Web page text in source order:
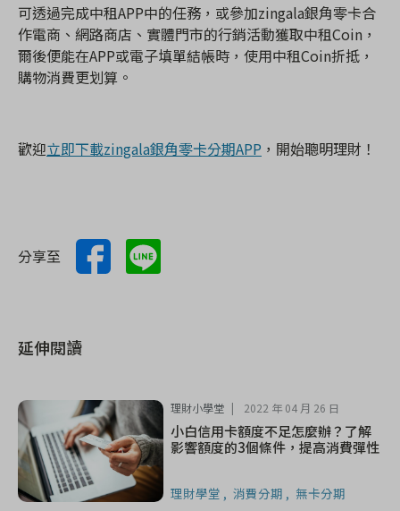
可透過完成中租APP中的任務，或參加zingala銀角零卡合
作電商、網路商店、實體門市的行銷活動獲取中租Coin ，
爾後便能在APP或電子填單結帳時，使用中租Coin折抵，
購物消費更划算。
歡迎立即下載zingala銀角零卡分期APP ，開始聰明理財！
分享至
延伸閱讀
理財小學堂 2022 年 04 月 26 日
小白信用卡額度不足怎麼辦？了解
影響額度的3個條件，提高消費彈性
理財學堂 消費分期 無卡分期